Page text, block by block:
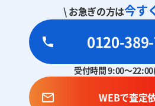
\ お急ぎの方は今す
0120-
受付時間 9:00～
WEBで査定